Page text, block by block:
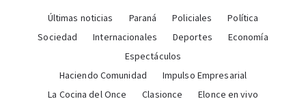
Últimas noticias Paraná Policiales
Política
Sociedad
Internacionales Deportes
Economía
Espectáculos
Haciendo Comunidad
Impulso Empresarial
La Cocina del Once
Clasionce
Elonce en vivo